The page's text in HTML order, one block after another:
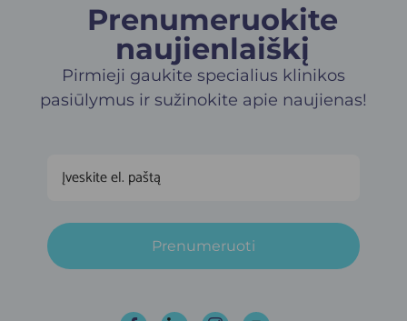
Prenumeruokite
naujienlaiškį​
Pirmieji gaukite specialius klinikos
pasiūlymus ir sužinokite apie naujienas!
Prenumeruoti